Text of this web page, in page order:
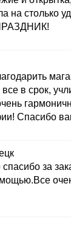
на столько
в срок,
Спасибо
за